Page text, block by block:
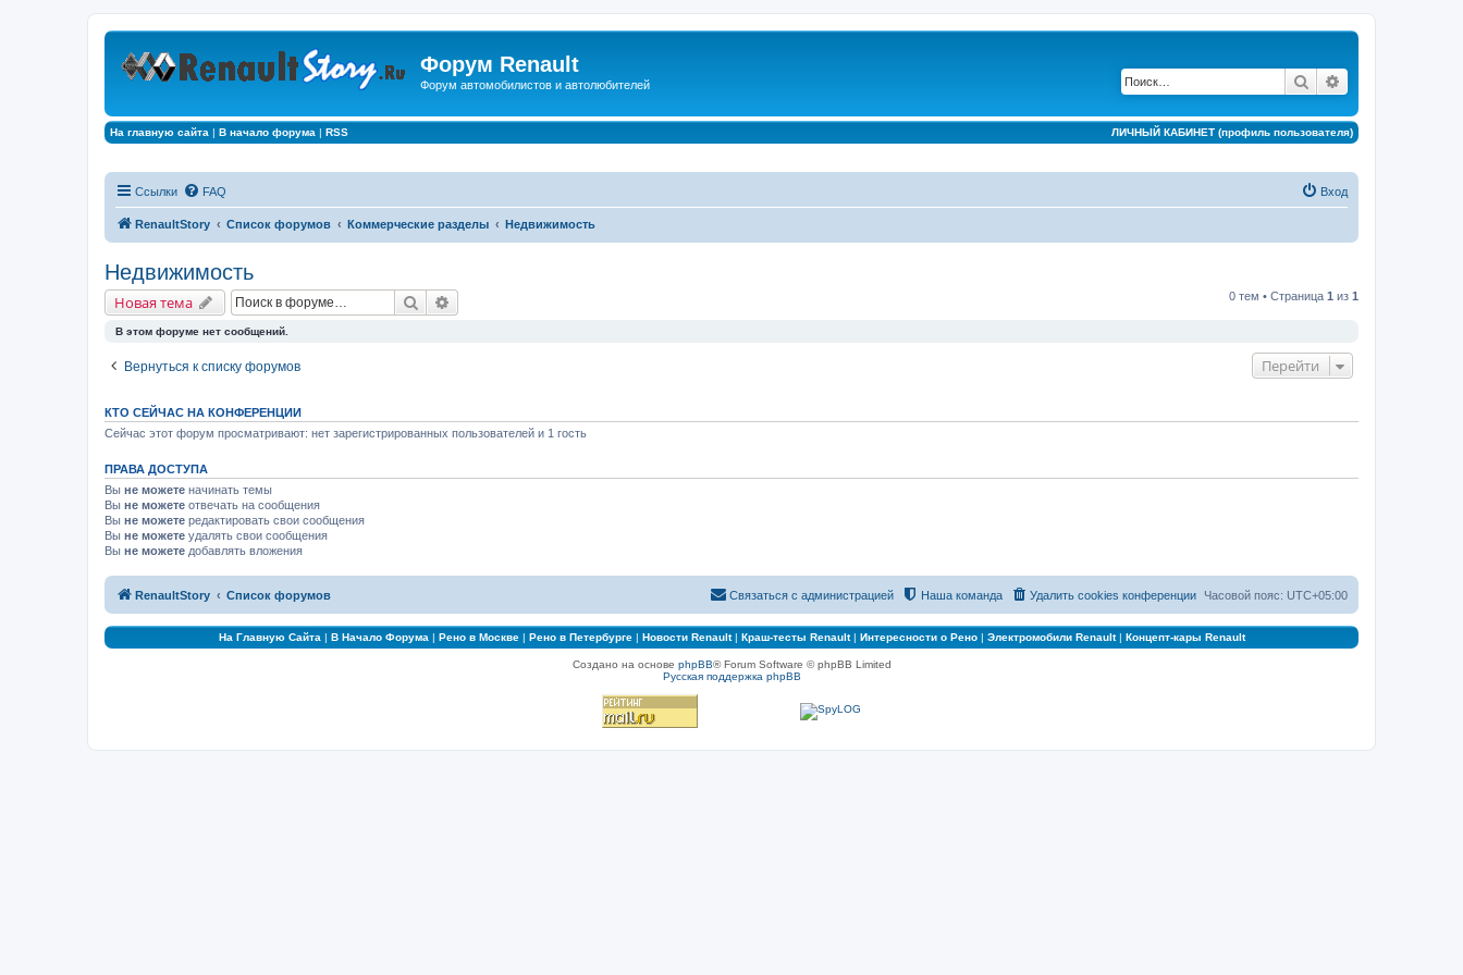
Форум Renault
Форум автомобилистов и автолюбителей Поиск
На главную сайта | В начало форума | RSS ЛИЧНЫЙ КАБИНЕТ (профиль пользователя)
Ссылки FAQ Вход
RenaultStory Список форумов Коммерческие разделы Недвижимость
Недвижимость
Новая тема Поиск 0 тем • Страница 1 из 1
В этом форуме нет сообщений.
Вернуться к списку форумов Перейти
КТО СЕЙЧАС НА КОНФЕРЕНЦИИ
Сейчас этот форум просматривают: нет зарегистрированных пользователей и 1 гость
ПРАВА ДОСТУПА
Вы не можете начинать темы
Вы не можете отвечать на сообщения
Вы не можете редактировать свои сообщения
Вы не можете удалять свои сообщения
Вы не можете добавлять вложения
RenaultStory Список форумов Часовой пояс: UTC+05:00
Удалить cookies конференции
Наша команда
Связаться с администрацией
На Главную Сайта | В Начало Форума | Рено в Москве| Рено в Петербурге| Новости Renault| Краш-тесты Renault| Интересности о Рено| Электромобили Renault| Концепт-кары Renault
Создано на основе phpBB® Forum Software © phpBB Limited
Русская поддержка phpBB